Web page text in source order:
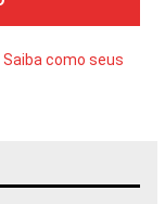
Saiba como seus